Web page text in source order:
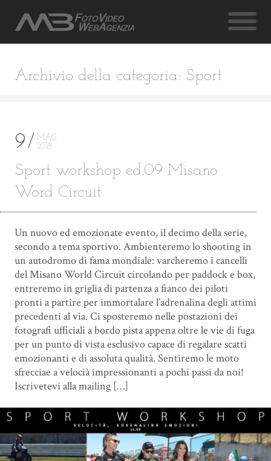
Archivio della categoria: Sport
9
MAG
2018
Sport workshop ed.09 Misano
Word Circuit
Un nuovo ed emozionate evento, il decimo della serie,
secondo a tema sportivo. Ambienteremo lo shooting in
un autodromo di fama mondiale: varcheremo i cancelli
del Misano World Circuit circolando per paddock e box,
entreremo in griglia di partenza a fianco dei piloti
pronti a partire per immortalare l’adrenalina degli attimi
precedenti al via. Ci sposteremo nelle postazioni dei
fotografi ufficiali a bordo pista appena oltre le vie di fuga
per un punto di vista esclusivo capace di regalare scatti
emozionanti e di assoluta qualità. Sentiremo le moto
sfrecciae a velocià impressionanti a pochi passi da noi!
Iscrivetevi alla mailing […]